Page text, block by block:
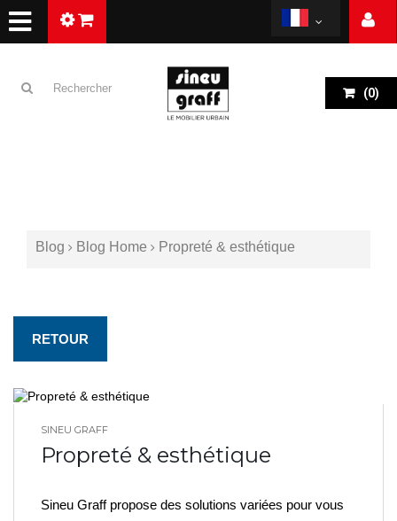
(0)
Blog Blog Home Propreté & esthétique
RETOUR
SINEU GRAFF
Propreté & esthétique
Sineu Graff propose des solutions variées pour vous